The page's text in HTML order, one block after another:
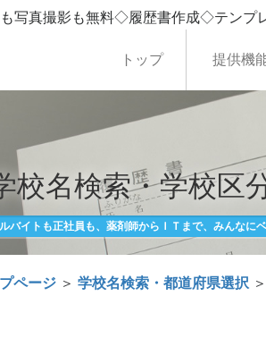
写真撮影も無料◇履歴書作成◇テン
トップ 提供機
校名検索・学校区
バイトも正社員も、薬剤師からＩＴまで、みんなに
プページ ＞ 学校名検索・都道府県選択 ＞